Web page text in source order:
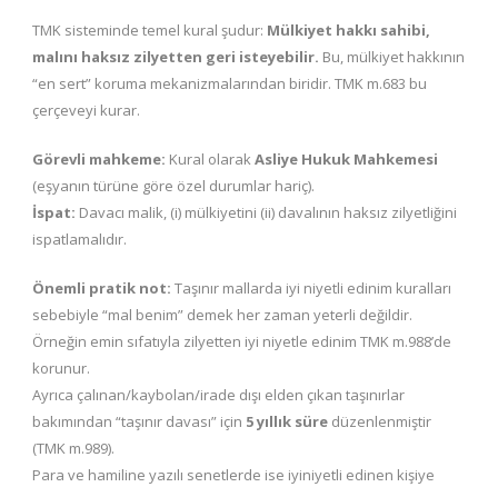
TMK sisteminde temel kural şudur: Mülkiyet hakkı sahibi,
malını haksız zilyetten geri isteyebilir. Bu, mülkiyet hakkının
“en sert” koruma mekanizmalarından biridir. TMK m.683 bu
çerçeveyi kurar.
Görevli mahkeme: Kural olarakAsliye Hukuk Mahkemesi
(eşyanın türüne göre özel durumlar hariç).
İspat: Davacı malik, (i) mülkiyetini (ii) davalının haksız zilyetliğini
ispatlamalıdır.
Önemli pratik not: Taşınır mallarda iyi niyetli edinim kuralları
sebebiyle “mal benim” demek her zaman yeterli değildir.
Örneğin emin sıfatıyla zilyetten iyi niyetle edinim TMK m.988’de
korunur.
Ayrıca çalınan/kaybolan/irade dışı elden çıkan taşınırlar
bakımından “taşınır davası” için 5 yıllık süre düzenlenmiştir
(TMK m.989).
Para ve hamiline yazılı senetlerde ise iyiniyetli edinen kişiye